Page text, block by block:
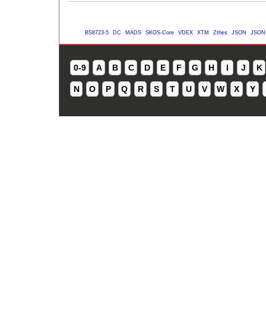
BS8723-5 DC MADS SKOS-Core VDEX XTM Zthes JSON
0-9 A B C D E F G H I J K
N O P Q R S T U V W X Y